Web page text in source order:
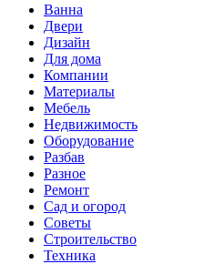
Ванна
Двери
Дизайн
Для дома
Компании
Материалы
Мебель
Недвижимость
Оборудование
Разбав
Разное
Ремонт
Сад и огород
Советы
Строительство
Техника